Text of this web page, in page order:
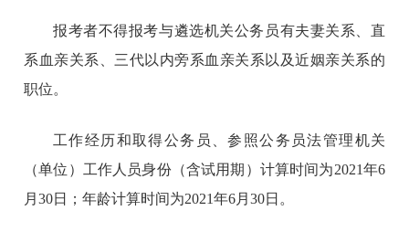
报考者不得报考与遴选机关公务员有夫妻关系、直
系血亲关系、三代以内旁系血亲关系以及近姻亲关系的
职位。
工作经历和取得公务员、参照公务员法管理机关
（单位）工作人员身份（含试用期）计算时间为2021年6
月30日；年龄计算时间为2021年6月30日。